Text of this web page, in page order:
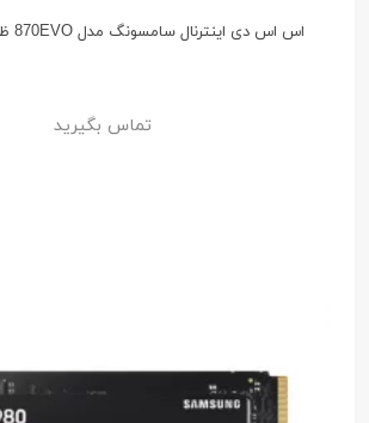
اس اس دی اینترنال سامسونگ مدل 870EVO ظرفیت 1 ترابایت
تماس بگیرید